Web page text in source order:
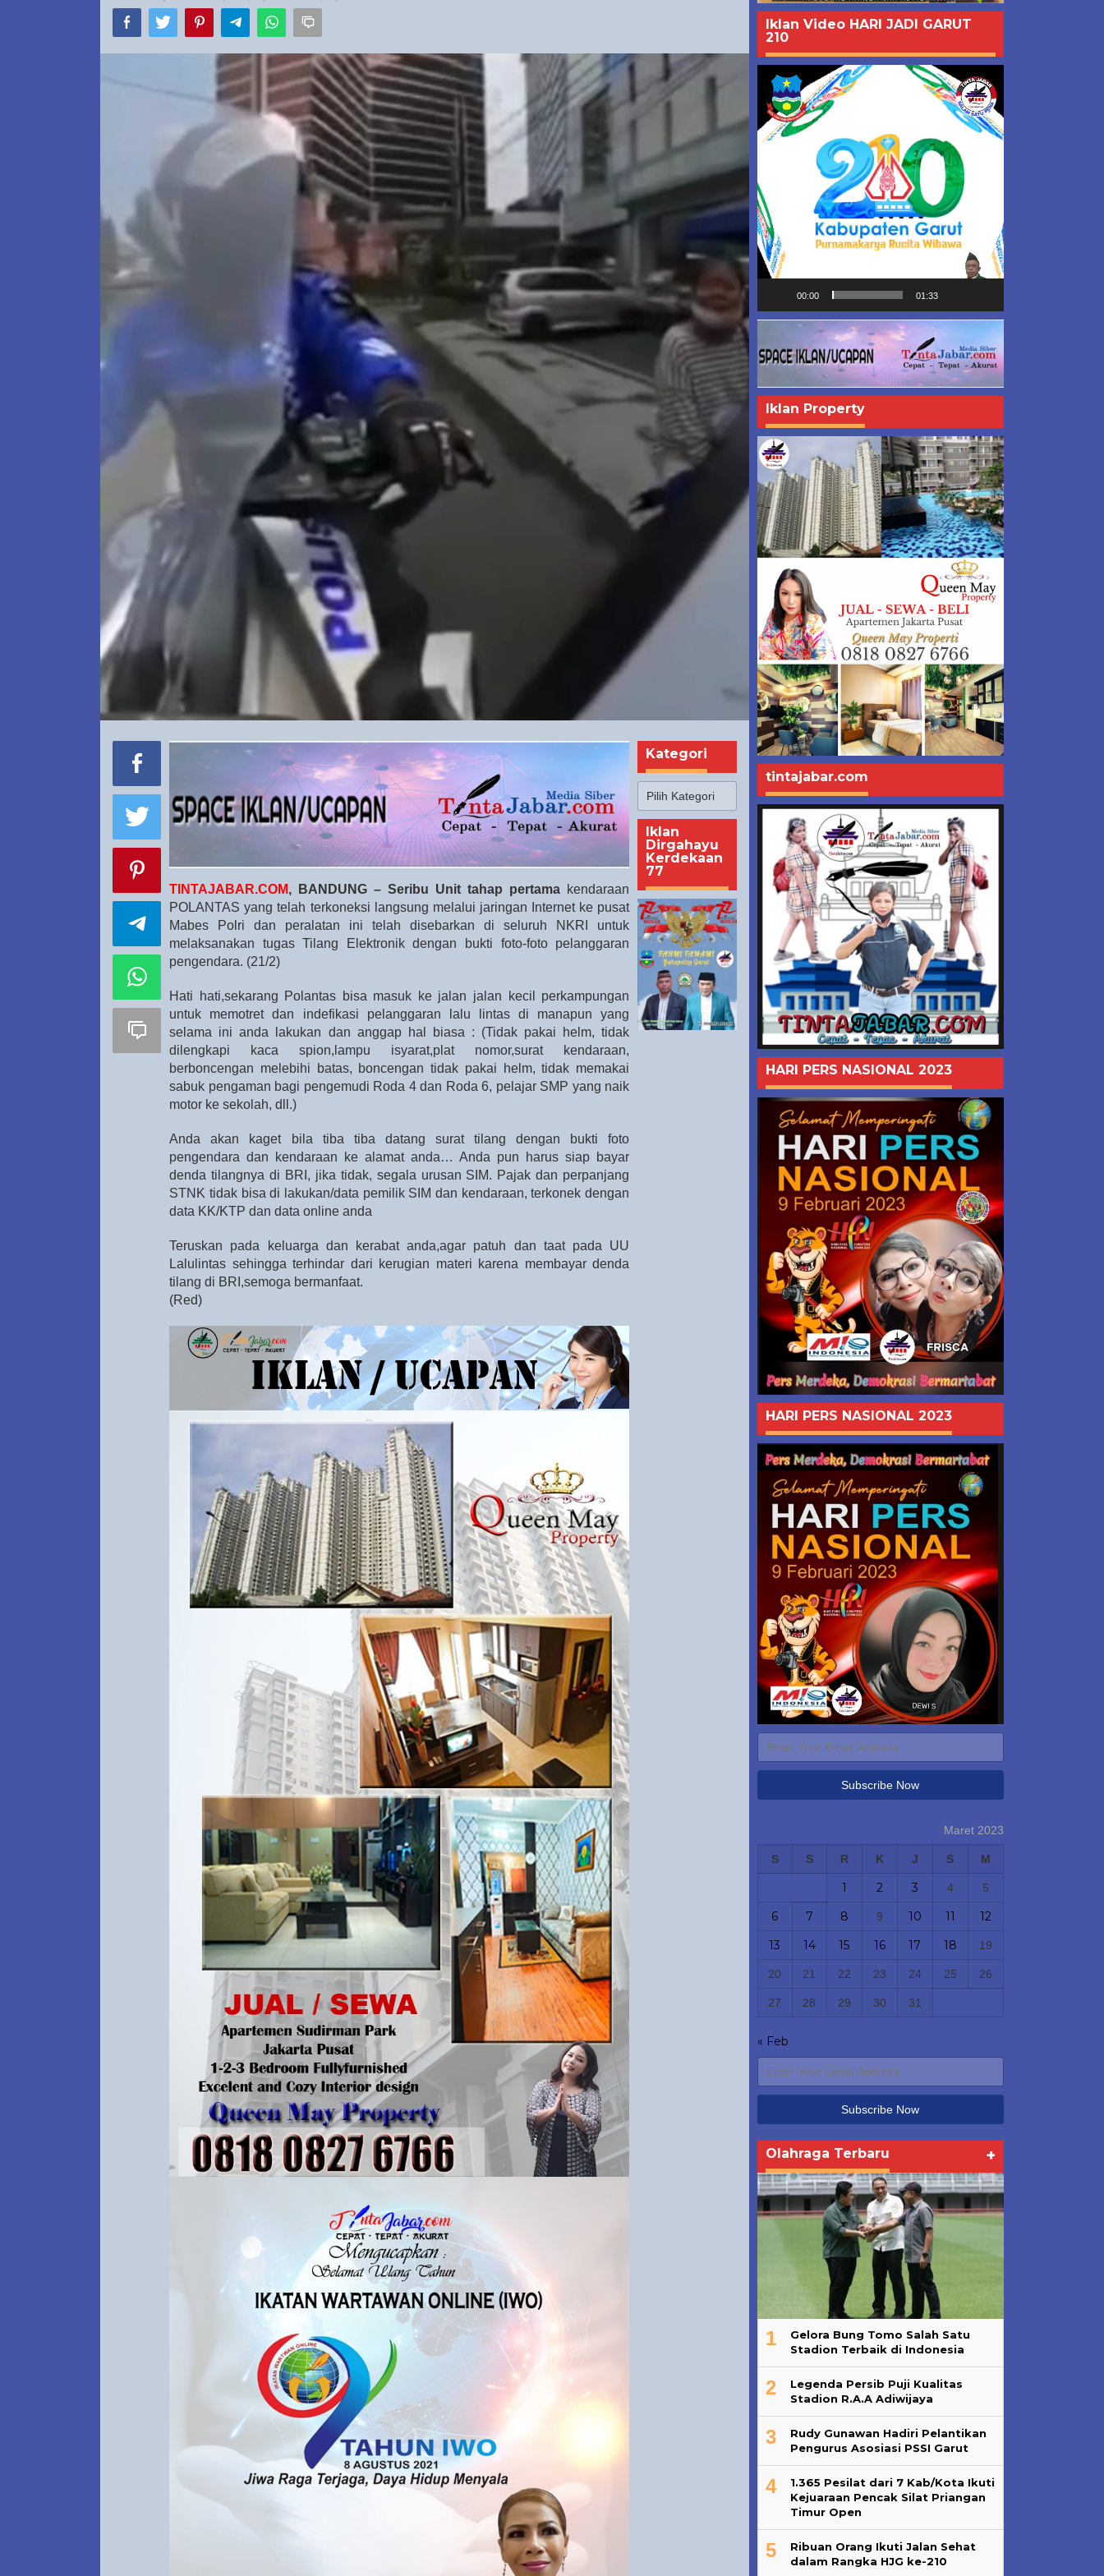
dari
Berbagai
TINTAJABAR.COM, BANDUNG – Seribu Unit tahap pertama kendaraan
POLANTAS yang telah terkoneksi langsung melalui jaringan Internet ke pusat
Mabes Polri dan peralatan ini telah disebarkan di seluruh NKRI untuk
melaksanakan tugas Tilang Elektronik dengan bukti foto-foto pelanggaran
pengendara. (21/2)
Hati hati,sekarang Polantas bisa masuk ke jalan jalan kecil perkampungan
untuk memotret dan indefikasi pelanggaran lalu lintas di manapun yang
selama ini anda lakukan dan anggap hal biasa : (Tidak pakai helm, tidak
dilengkapi kaca spion,lampu isyarat,plat nomor,surat kendaraan,
berboncengan melebihi batas, boncengan tidak pakai helm, tidak memakai
sabuk pengaman bagi pengemudi Roda 4 dan Roda 6, pelajar SMP yang naik
motor ke sekolah, dll.)
Anda akan kaget bila tiba tiba datang surat tilang dengan bukti foto
pengendara dan kendaraan ke alamat anda… Anda pun harus siap bayar
denda tilangnya di BRI, jika tidak, segala urusan SIM. Pajak dan perpanjang
STNK tidak bisa di lakukan/data pemilik SIM dan kendaraan, terkonek dengan
data KK/KTP dan data online anda
Teruskan pada keluarga dan kerabat anda,agar patuh dan taat pada UU
Lalulintas sehingga terhindar dari kerugian materi karena membayar denda
tilang di BRI,semoga bermanfaat.
(Red)
Kategori
Kategori
Iklan
Dirgahayu
Kerdekaan
77
Iklan Video HARI JADI GARUT
210
Video
00:00 01:33
Iklan Property
tintajabar.com
HARI PERS NASIONAL 2023
HARI PERS NASIONAL 2023
Maret 2023
S S R K J S M
1 2 3 4 5
6 7 8 9 10 11
12
13
14 15 16 17 18 19
20 21 22 23 24 25 26
27 28 29 30 31
« Feb
Olahraga Terbaru +
1
Gelora Bung Tomo Salah Satu
Stadion Terbaik di Indonesia
2
Legenda Persib Puji Kualitas
Stadion R.A.A Adiwijaya
3
Rudy Gunawan Hadiri Pelantikan
Pengurus Asosiasi PSSI Garut
4
1.365 Pesilat dari 7 Kab/Kota Ikuti
Kejuaraan Pencak Silat Priangan
Timur Open
5
Ribuan Orang Ikuti Jalan Sehat
dalam Rangka HJG ke-210